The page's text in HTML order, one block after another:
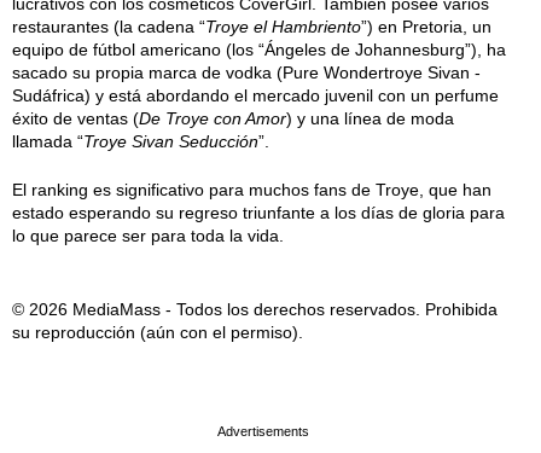
restaurantes (la cadena “Troye el Hambriento”) en Pretoria, un
equipo de fútbol americano (los “Ángeles de Johannesburg”), ha
sacado su propia marca de vodka (Pure Wondertroye Sivan -
Sudáfrica) y está abordando el mercado juvenil con un perfume
éxito de ventas (De Troye con Amor) y una línea de moda
llamada “Troye Sivan Seducción”.
El ranking es significativo para muchos fans de Troye, que han
estado esperando su regreso triunfante a los días de gloria para
lo que parece ser para toda la vida.
© 2026 MediaMass - Todos los derechos reservados. Prohibida
su reproducción (aún con el permiso).